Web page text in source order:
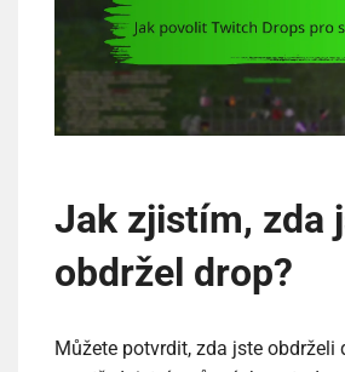
Jak zjistím, zda
obdržel drop?
Můžete potvrdit, zda jste obdrželi